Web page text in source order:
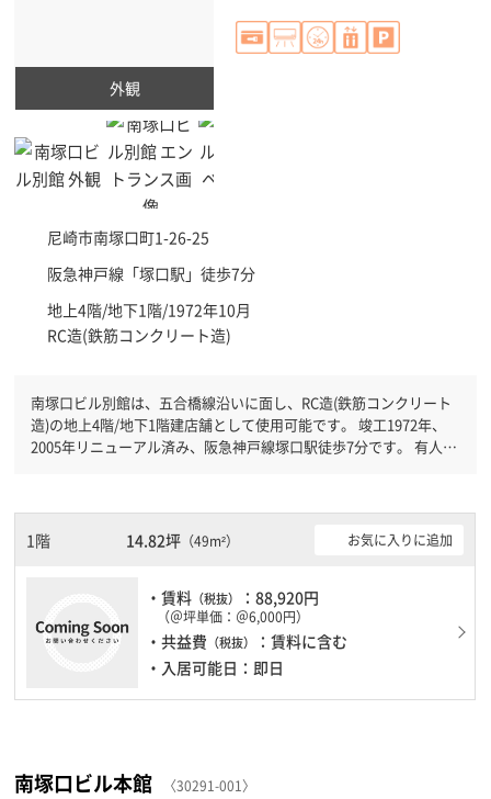
外観
尼崎市南塚口町1-26-25
阪急神戸線「塚口駅 」徒歩7分
地上4階/地下1階/1972年10月
RC造(鉄筋コンクリート造)
南塚口ビル別館は、五合橋線沿いに面し、RC造(鉄筋コンクリート
造)の地上4階/地下1階建店舗として使用可能です。 竣工1972年、
2005年リニューアル済み、阪急神戸線塚口駅徒歩7分です。 有人警
きます。駐車場もありますので、車を利用されるお客様には使いや
すいです。
1階 14.82坪 （49m²） お気に入りに追加
・賃料 （税抜） ：88,920円
（＠坪単価：＠6,000円）
・共益費 （税抜）
：賃料に含む
・入居可能日：即日
南塚口ビル本館 〈30291-001〉